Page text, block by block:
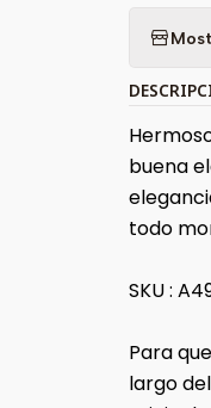
buena
todo
SKU :
Para
largo